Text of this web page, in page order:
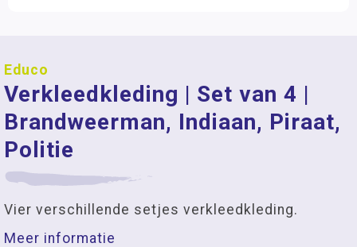
Educo
Verkleedkleding | Set van 4 |
Brandweerman, Indiaan, Piraat,
Politie
Vier verschillende setjes verkleedkleding.
Meer informatie